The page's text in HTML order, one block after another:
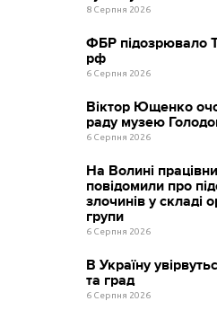
8 Серпня 2026
ФБР підозрювало
рф
6 Серпня 2026
Віктор Ющенко
раду музею
6 Серпня 2026
На Волині
повідомили про
злочинів у складі
групи
6 Серпня 2026
В Україну
та град
6 Серпня 2026